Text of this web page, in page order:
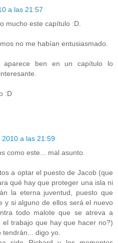
a las 21:57
mucho este capítulo :D.
no me habían entusiasmado.
ben en un capítulo lo
:D
a las 21:59
como este... mal asunto.
a optar el puesto de Jacob (que
qué hay que proteger una isla ni
la eterna juventud, puesto que
y si alguno de ellos será el nuevo
todo malote que se atreva a
el trabajo que hay que hacer no?)
digo yo.